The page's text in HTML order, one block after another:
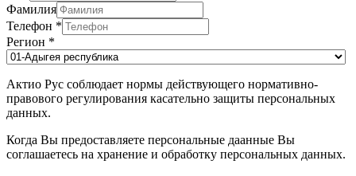
Фамилия
Телефон *
Регион *
Актио Рус соблюдает нормы действующего нормативно-
правового регулирования касательно защиты персональных
данных.
Когда Вы предоставляете персональные даанные Вы
соглашаетесь на хранение и обработку персональных данных.